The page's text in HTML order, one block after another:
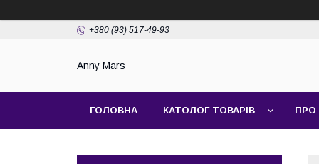
+380 (93) 517-49-93
Anny Mars
ГОЛОВНА КАТОЛОГ ТОВАРІВ ПРО